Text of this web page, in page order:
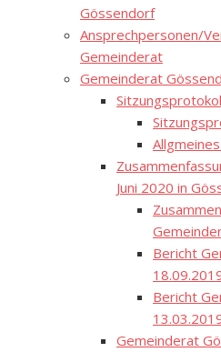
Gössendorf
Ansprechpersonen/
Gemeinderat
Gemeinderat
Juni 2020 in
Bericht
Bericht
Gemeinderat